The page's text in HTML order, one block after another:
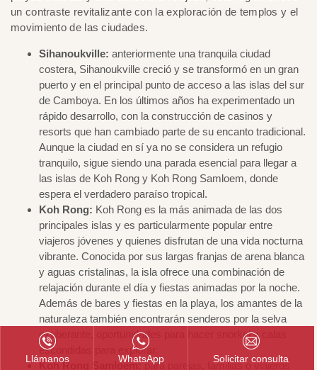
un contraste revitalizante con la exploración de templos y el
movimiento de las ciudades.
Sihanoukville: anteriormente una tranquila ciudad
costera, Sihanoukville creció y se transformó en un gran
puerto y en el principal punto de acceso a las islas del sur
de Camboya. En los últimos años ha experimentado un
rápido desarrollo, con la construcción de casinos y
resorts que han cambiado parte de su encanto tradicional.
Aunque la ciudad en sí ya no se considera un refugio
tranquilo, sigue siendo una parada esencial para llegar a
las islas de Koh Rong y Koh Rong Samloem, donde
espera el verdadero paraíso tropical.
Koh Rong: Koh Rong es la más animada de las dos
principales islas y es particularmente popular entre
viajeros jóvenes y quienes disfrutan de una vida nocturna
vibrante. Conocida por sus largas franjas de arena blanca
y aguas cristalinas, la isla ofrece una combinación de
relajación durante el día y fiestas animadas por la noche.
Además de bares y fiestas en la playa, los amantes de la
naturaleza también encontrarán senderos por la selva
exuberante, oportunidades para hacer snorkel y calas
escondidas para explorar.
Koh Rong Samloem:para parejas, familias o viajeros
Llámanos WhatsApp Solicitar consulta